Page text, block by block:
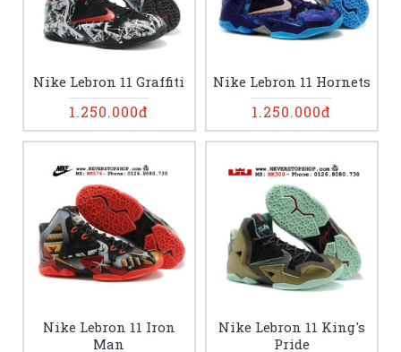
Nike Lebron 11 Graffiti
1.250.000đ
Nike Lebron 11 Hornets
1.250.000đ
Nike Lebron 11 Iron
Man
Nike Lebron 11 King's
Pride